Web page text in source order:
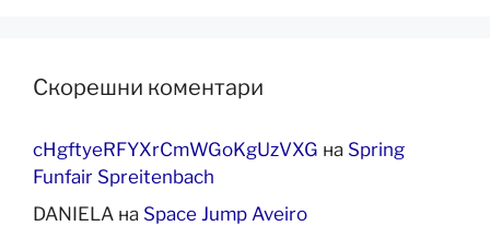
Скорешни коментари
cHgftyeRFYXrCmWGoKgUzVXG на Spring
Funfair Spreitenbach
DANIELA на Space Jump Aveiro